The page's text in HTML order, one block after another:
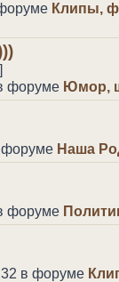
Клипы,
]
форуме Юмор,
форуме Наша
форуме
в форуме